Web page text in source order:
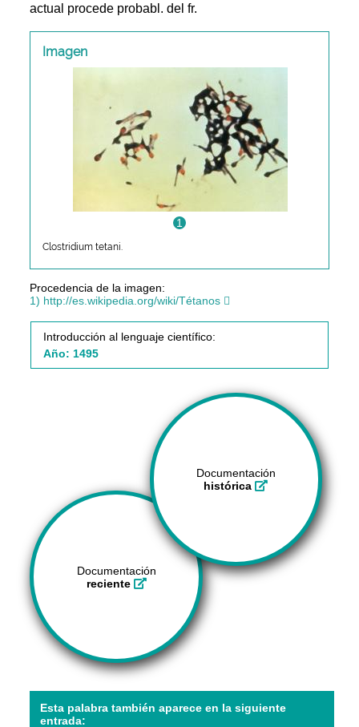
actual procede probabl. del fr.
Imagen
1
Clostridium tetani.
Procedencia de la imagen:
1) http://es.wikipedia.org/wiki/Tétanos
Introducción al lenguaje científico:
Año: 1495
Documentación
histórica
Documentación
reciente
Esta palabra también aparece en la siguiente
entrada: